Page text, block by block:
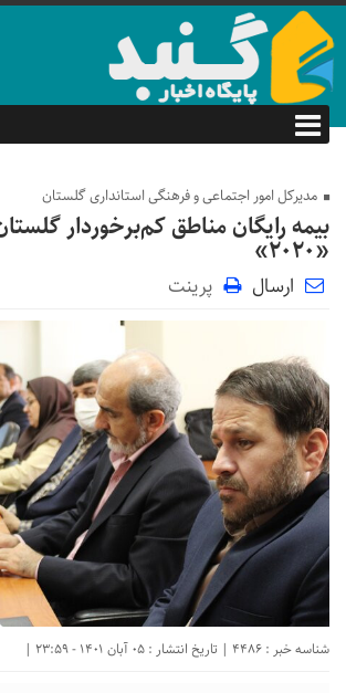
مدیرکل امور اجتماعی و فرهنگی استانداری گلستان
بیمه رایگان مناطق کم‌برخوردار
«۲۰۲۰»
ارسال پرینت
شناسه خبر : 4486 | تاریخ انتشار : 05 آبان 1401 - 23:59 |